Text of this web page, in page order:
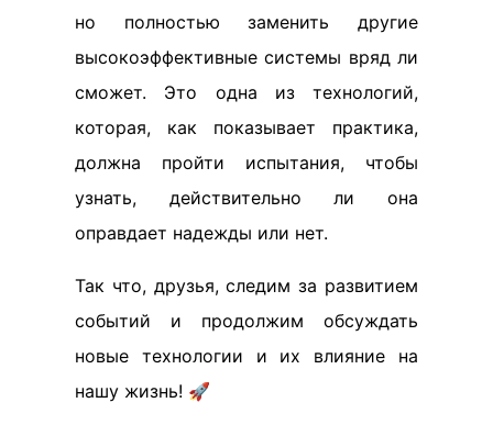
но полностью заменить другие
высокоэффективные системы вряд ли
сможет. Это одна из технологий,
которая, как показывает практика,
должна пройти испытания, чтобы
узнать, действительно ли она
оправдает надежды или нет.
Так что, друзья, следим за развитием
событий и продолжим обсуждать
новые технологии и их влияние на
нашу жизнь! 🚀